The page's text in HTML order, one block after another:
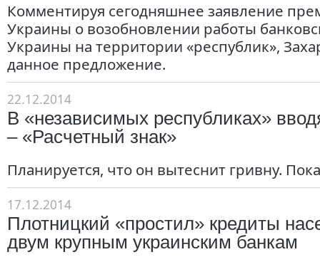
Комментируя сегодняшнее заявление
Украины о возобновлении работы
Украины на территории «республик»,
данное предложение.
22.12.2014
В «независимых республиках»
– «Расчетный знак»
Планируется, что он вытеснит гривну.
17.12.2014
Плотницкий «простил» кредиты
двум крупным украинским банкам